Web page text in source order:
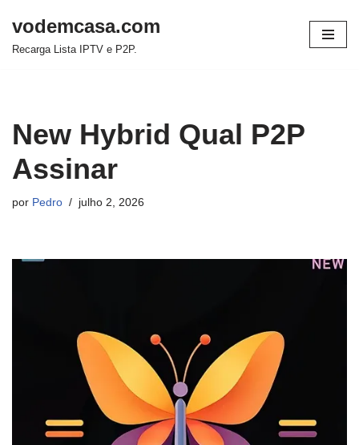
Pular
vodemcasa.com
Recarga Lista IPTV e P2P.
New Hybrid Qual P2P
Assinar
por Pedro julho 2, 2026